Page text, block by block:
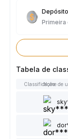
Primeira
Tabela de
Classificação
Nome de